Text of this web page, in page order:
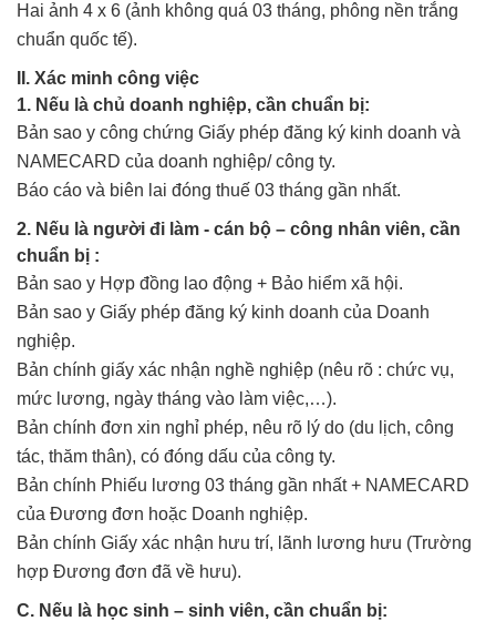
Hai ảnh 4 x 6 (ảnh không quá 03 tháng, phông nền trắng
chuẩn quốc tế).
II. Xác minh công việc
1. Nếu là chủ doanh nghiệp, cần chuẩn bị:
Bản sao y công chứng Giấy phép đăng ký kinh doanh và
NAMECARD của doanh nghiệp/ công ty.
Báo cáo và biên lai đóng thuế 03 tháng gần nhất.
2. Nếu là người đi làm - cán bộ – công nhân viên, cần
chuẩn bị :
Bản sao y Hợp đồng lao động + Bảo hiểm xã hội.
Bản sao y Giấy phép đăng ký kinh doanh của Doanh
nghiệp.
Bản chính giấy xác nhận nghề nghiệp (nêu rõ : chức vụ,
mức lương, ngày tháng vào làm việc,…).
Bản chính đơn xin nghỉ phép, nêu rõ lý do (du lịch, công
tác, thăm thân), có đóng dấu của công ty.
Bản chính Phiếu lương 03 tháng gần nhất + NAMECARD
của Đương đơn hoặc Doanh nghiệp.
Bản chính Giấy xác nhận hưu trí, lãnh lương hưu (Trường
hợp Đương đơn đã về hưu).
C. Nếu là học sinh – sinh viên, cần chuẩn bị: